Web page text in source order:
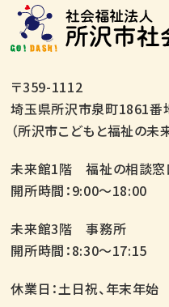
〒359-1112
埼玉県所沢市泉町1861番
（所沢市こどもと福祉の未
未来館1階 福祉の相談窓
開所時間：9:00～18:00
未来館3階 事務所
開所時間：8:30～17:15
休業日：土日祝、年末年始